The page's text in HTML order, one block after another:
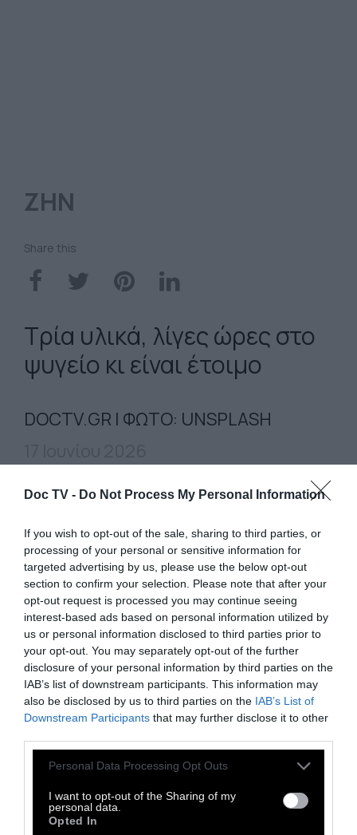
Doc TV - Do Not Process My Personal Information
If you wish to opt-out of the sale, sharing to third parties, or
processing of your personal or sensitive information for
targeted advertising by us, please use the below opt-out
section to confirm your selection. Please note that after your
opt-out request is processed you may continue seeing
interest-based ads based on personal information utilized by
us or personal information disclosed to third parties prior to
your opt-out. You may separately opt-out of the further
disclosure of your personal information by third parties on the
IAB’s list of downstream participants. This information may
also be disclosed by us to third parties on the IAB’s List of
Downstream Participants that may further disclose it to other
Personal Data Processing Opt Outs
I want to opt-out of the Sharing of my
personal data.
Opted In
ΖΗΝ
Share this
Τρία υλικά, λίγες ώρες στο
ψυγείο κι είναι έτοιμο
DOCTV.GR | ΦΩΤΟ: UNSPLASH
Υλικά:400 γρ. μερέντα, 250 γρ. κρέμα
Εκτέλεση:Χτυπάμε την κρέμα γάλακτος στο
μίξερ μέχρι να γίνει παχύρρευστη σαν
γιαούρτι.Προσθέτουμε την μερέντα και
ανακατεύουμε.Σπάμε τα μπισκότα σε μικρά
κομμάτια και τα προσθέτουμε.Αδειάζουμε
το μείγμα σε φύλλο λαδόκολλας.Δίνουμε
σχήμα σαλαμιού.Βάζουμε το μωσαϊκό στην
κατάψυξη για 4 ώρες.
TAGS:
Καλοκαίρι Συνταγή Συνταγές